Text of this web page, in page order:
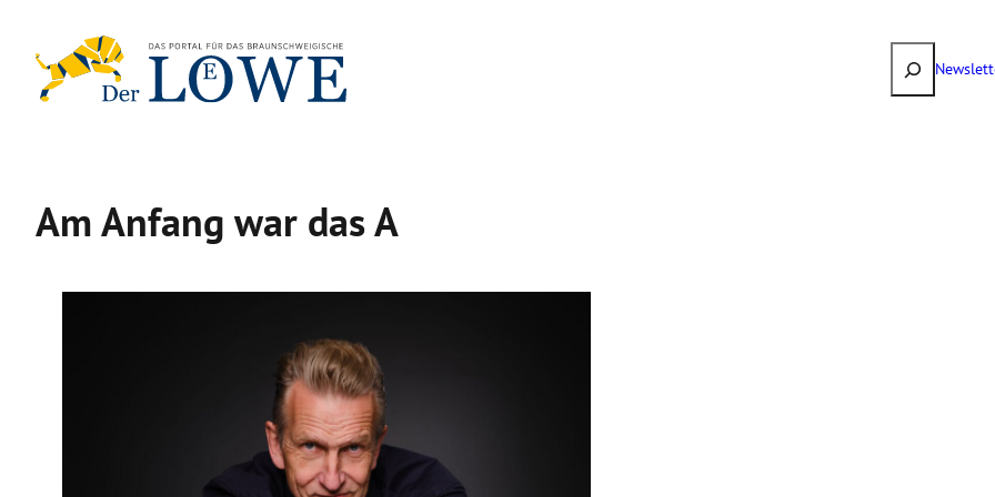
Inhalt
springen
Suchen
Am Anfang war das A